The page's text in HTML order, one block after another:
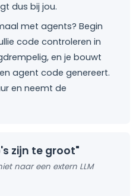
dus bij jou.
met agents? Begin
code controleren in
en je bouwt
agent code genereert.
en neemt de
zijn te groot"
naar een extern LLM